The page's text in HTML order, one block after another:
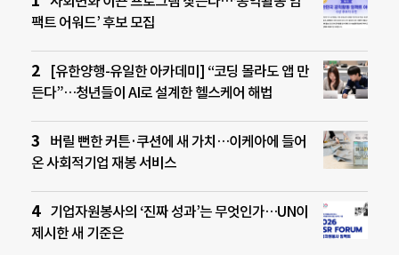
팩트 어워드’ 후보 모집
[유한양행-유일한 아카데미] “코딩 몰라도 앱 만
든다”…청년들이 AI로 설계한 헬스케어 해법
버릴 뻔한 커튼·쿠션에 새 가치…이케아에 들어
온 사회적기업 재봉 서비스
기업자원봉사의 ‘진짜 성과’는 무엇인가…UN이
제시한 새 기준은